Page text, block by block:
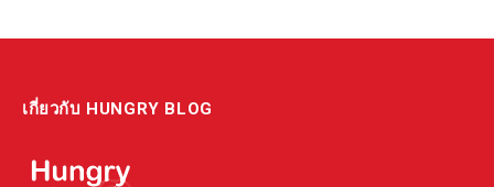
เกี่ยวกับ HUNGRY BLOG